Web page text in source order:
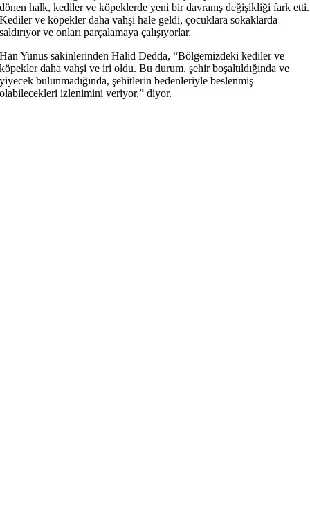
dönen halk, kediler ve köpeklerde yeni bir davranış değişikliği fark etti.
Kediler ve köpekler daha vahşi hale geldi, çocuklara sokaklarda
saldırıyor ve onları parçalamaya çalışıyorlar.
Han Yunus sakinlerinden Halid Dedda, “Bölgemizdeki kediler ve
köpekler daha vahşi ve iri oldu. Bu durum, şehir boşaltıldığında ve
yiyecek bulunmadığında, şehitlerin bedenleriyle beslenmiş
olabilecekleri izlenimini veriyor,” diyor.